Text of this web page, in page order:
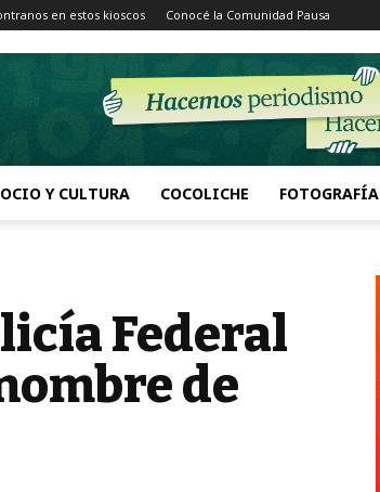
en estos kioscos Conocé la Comunidad Pausa
OCIO Y CULTURA COCOLICHE FOTOGRAFÍA
Federal
de